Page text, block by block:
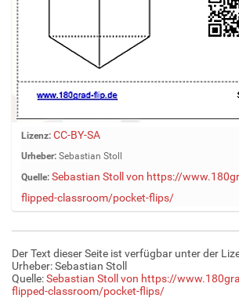
Z
e
g
e
B
i
d
i
n
Lizenz: CC-BY-SA
Urheber: Sebastian Stoll
Quelle: Sebastian Stoll von https://
flipped-classroom/pocket-flips/
Der Text dieser Seite ist verfügbar unter der
Urheber: Sebastian Stoll
Quelle:Sebastian Stoll von https://
flipped-classroom/pocket-flips/